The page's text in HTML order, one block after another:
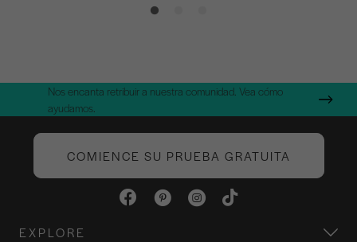
Nos encanta retribuir a nuestra comunidad. Vea cómo
ayudamos.
COMIENCE SU PRUEBA GRATUITA
EXPLORE